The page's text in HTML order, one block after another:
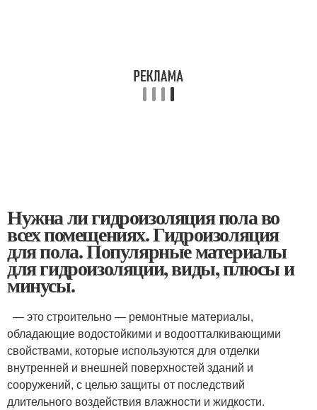
Нужна ли гидроизоляция пола во
всех помещениях. Гидроизоляция
для пола. Популярные материалы
для гидроизоляции, виды, плюсы и
минусы.
— это строительно — ремонтные материалы,
обладающие водостойкими и водоотталкивающими
свойствами, которые используются для отделки
внутренней и внешней поверхностей зданий и
сооружений, с целью защиты от последствий
длительного воздействия влажности и жидкости.